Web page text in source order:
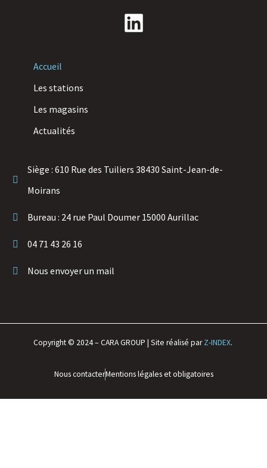
Accueil
Les stations
Les magasins
Actualités
Siège : 610 Rue des Tuiliers 38430 Saint-Jean-de-
Moirans
Bureau : 24 rue Paul Doumer 15000 Aurillac
04 71 43 26 16
Nous envoyer un mail
Copyright © 2024 – CARA GROUP | Site réalisé parZ-INDEX.
Nous contacterMentions légales et obligatoires